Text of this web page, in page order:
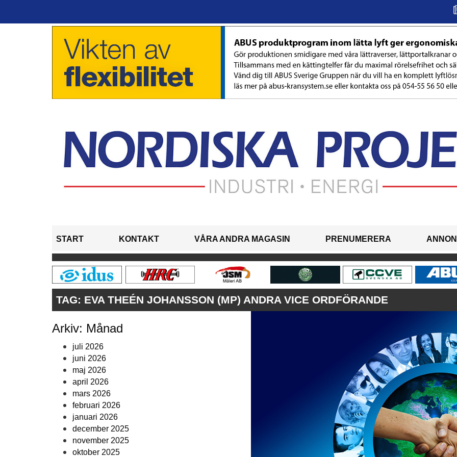
START KONTAKT VÅRA ANDRA MAGASIN PRENUMERERA
TAG: EVA THEÉN JOHANSSON (MP) ANDRA VICE ORDFÖRANDE
Arkiv: Månad
juli 2026
juni 2026
maj 2026
april 2026
mars 2026
februari 2026
januari 2026
december 2025
november 2025
oktober 2025